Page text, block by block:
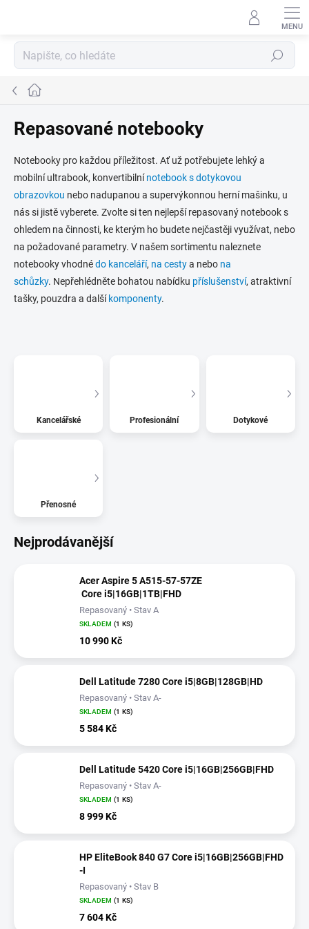
Hledat
Domů
Repasované notebooky
Notebooky pro každou příležitost. Ať už potřebujete lehký a
mobilní ultrabook, konvertibilní notebook s dotykovou
obrazovkou nebo nadupanou a supervýkonnou herní mašinku, u
nás si jistě vyberete. Zvolte si ten nejlepší repasovaný notebook s
ohledem na činnosti, ke kterým ho budete nejčastěji využívat, nebo
na požadované parametry. V našem sortimentu naleznete
notebooky vhodnédo kanceláří, na cestya nebo na
schůzky. Nepřehlédněte bohatou nabídku příslušenství, atraktivní
tašky, pouzdra a další komponenty.
Kancelářské Profesionální Dotykové
Přenosné
Nejprodávanější
Acer Aspire 5 A515-57-57ZE
Core i5|16GB|1TB|FHD
Repasovaný • Stav A
SKLADEM (1 KS)
10 990 Kč
Dell Latitude 7280 Core i5|8GB|128GB|HD
Repasovaný • Stav A-
SKLADEM (1 KS)
5 584 Kč
Dell Latitude 5420 Core i5|16GB|256GB|FHD
Repasovaný • Stav A-
SKLADEM (1 KS)
8 999 Kč
HP EliteBook 840 G7 Core i5|16GB|256GB|FHD
-I
Repasovaný • Stav B
SKLADEM (1 KS)
7 604 Kč